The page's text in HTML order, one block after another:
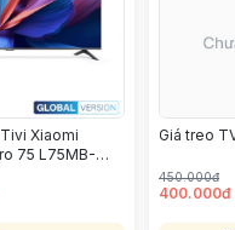
Xiaomi
75 L75MB-
Giá treo
450.000đ
400.000đ